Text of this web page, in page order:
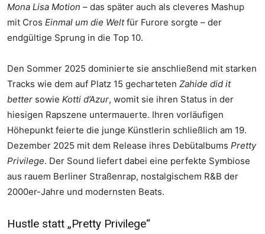
Mona Lisa Motion – das später auch als cleveres Mashup
mit Cros Einmal um die Weltfür Furore sorgte – der
endgültige Sprung in die Top 10.
Den Sommer 2025 dominierte sie anschließend mit starken
Tracks wie dem auf Platz 15 gecharteten Zahide did it
better sowie Kotti d’Azur, womit sie ihren Status in der
hiesigen Rapszene untermauerte. Ihren vorläufigen
Höhepunkt feierte die junge Künstlerin schließlich am 19.
Dezember 2025 mit dem Release ihres Debütalbums Pretty
Privilege. Der Sound liefert dabei eine perfekte Symbiose
aus rauem Berliner Straßenrap, nostalgischem R&B der
2000er-Jahre und modernsten Beats.
Hustle statt „Pretty Privilege“